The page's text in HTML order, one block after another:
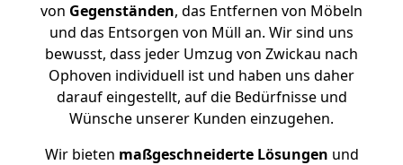
von Gegenständen, das Entfernen von Möbeln
und das Entsorgen von Müll an. Wir sind uns
bewusst, dass jeder Umzug von Zwickau nach
Ophoven individuell ist und haben uns daher
darauf eingestellt, auf die Bedürfnisse und
Wünsche unserer Kunden einzugehen.
Wir bieten maßgeschneiderte Lösungen und